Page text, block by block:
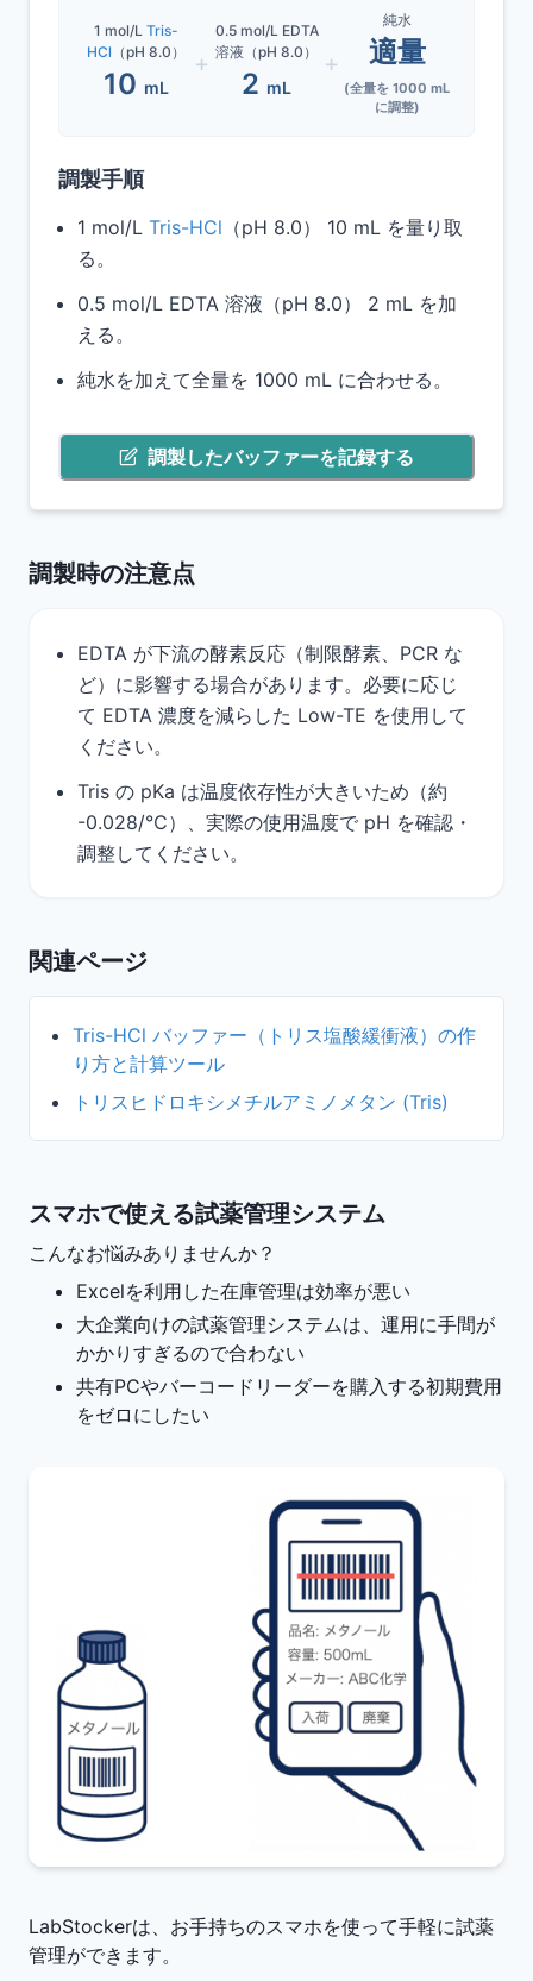
1 mol/L Tris-
HCl（pH 8.0）
10 mL
+
0.5 mol/L EDTA
溶液（pH 8.0）
2 mL
+
純水
適量
(全量を1000 mL
に調整)
調製手順
1 mol/L Tris-HCl （pH 8.0） 10 mL を量り取
る。
0.5 mol/L EDTA 溶液（pH 8.0）
2 mL を加
える。
純水を加えて全量を 1000 mL に合わせる。
調製したバッファーを記録する
調製時の注意点
EDTA が下流の酵素反応（制限酵素、PCR な
ど）に影響する場合があります。必要に応じ
て EDTA 濃度を減らした Low-TE を使用して
ください。
Tris の pKa は温度依存性が大きいため（約
-0.028/℃）、実際の使用温度で pH を確認・
調整してください。
関連ページ
Tris-HCl バッファー（トリス塩酸緩衝液）の作
り方と計算ツール
トリスヒドロキシメチルアミノメタン (Tris)
スマホで使える試薬管理システム
こんなお悩みありませんか？
Excelを利用した在庫管理は効率が悪い
大企業向けの試薬管理システムは、運用に手間が
かかりすぎるので合わない
共有PCやバーコードリーダーを購入する初期費用
をゼロにしたい
LabStockerは、お手持ちのスマホを使って手軽に試薬
管理ができます。
Excelを利用した在庫管理は効率が悪い
大企業向けの試薬管理システムは、運用に手
費用をゼロにしたい